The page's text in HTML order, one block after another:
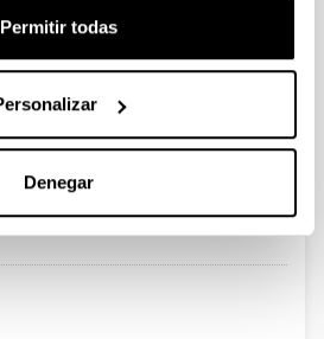
Permitir todas
Denegar
presentación de solicitudes: 28/07/2022 -